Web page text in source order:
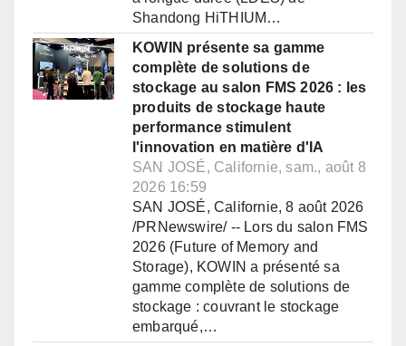
Shandong HiTHIUM…
KOWIN présente sa gamme
complète de solutions de
stockage au salon FMS 2026 : les
produits de stockage haute
performance stimulent
l'innovation en matière d'IA
SAN JOSÉ, Californie, sam., août 8
2026 16:59
SAN JOSÉ, Californie, 8 août 2026
/PRNewswire/ -- Lors du salon FMS
2026 (Future of Memory and
Storage), KOWIN a présenté sa
gamme complète de solutions de
stockage : couvrant le stockage
embarqué,…